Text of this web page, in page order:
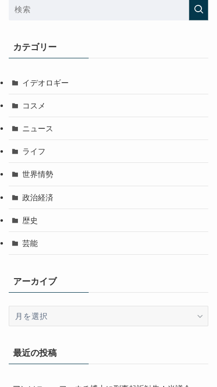
カテゴリー
イデオロギー
コスメ
ニュース
ライフ
世界情勢
政治経済
歴史
芸能
アーカイブ
イ
最近の投稿